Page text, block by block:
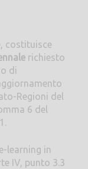
costituisce
richiesto
di
Regioni del
6 del
learning in
IV, punto 3.3